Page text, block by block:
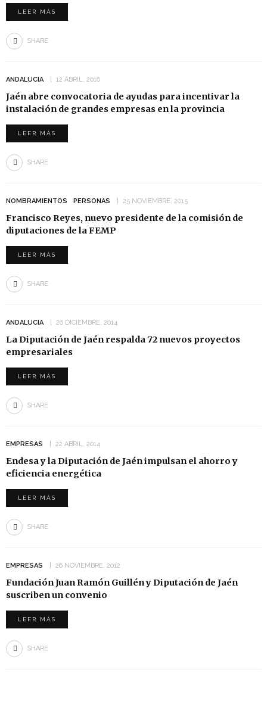
LEER MÁS
SHARE
ANDALUCIA 12 ABRIL, 2016
Jaén abre convocatoria de ayudas para incentivar la
instalación de grandes empresas en la provincia
LEER MÁS
SHARE
NOMBRAMIENTOS PERSONAS 25 NOVIEMBRE, 2015
Francisco Reyes, nuevo presidente de la comisión de
diputaciones de la FEMP
LEER MÁS
SHARE
ANDALUCIA 26 DICIEMBRE, 2014
La Diputación de Jaén respalda 72 nuevos proyectos
empresariales
LEER MÁS
SHARE
EMPRESAS 22 ABRIL, 2014
Endesa y la Diputación de Jaén impulsan el ahorro y
eficiencia energética
LEER MÁS
SHARE
EMPRESAS 26 NOVIEMBRE, 2012
Fundación Juan Ramón Guillén y Diputación de Jaén
suscriben un convenio
LEER MÁS
SHARE